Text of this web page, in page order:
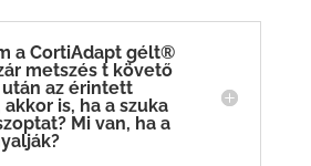
a CortiAdapt gélt®
metszés t követő
az érintett
is, ha a szuka
Mi van, ha a